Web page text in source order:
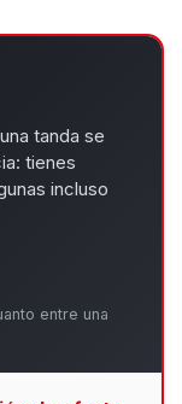
tanda se
tienes
incluso
entre una